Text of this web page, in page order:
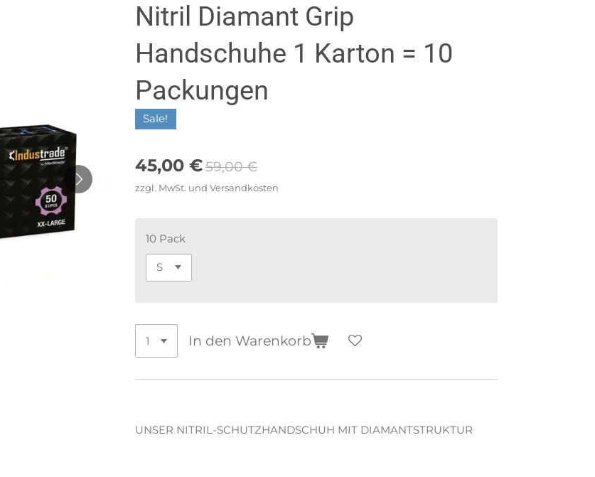
Nitril Diamant Grip
Handschuhe 1 Karton = 10
Packungen
Sale!
45,00 €59,00 €
zzgl. MwSt. und Versandkosten
10 Pack
In den Warenkorb
UNSER NITRIL-SCHUTZHANDSCHUH MIT DIAMANTSTRUKTUR